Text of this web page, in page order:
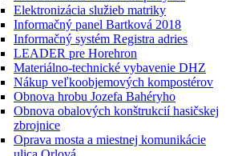
Elektronizácia služieb matriky
Informačný panel Bartková 2018
Informačný systém Registra adries
LEADER pre Horehron
Materiálno-technické vybavenie DHZ
Nákup veľkoobjemových kompostérov
Obnova hrobu Jozefa Bahéryho
Obnova obalových konštrukcií hasičskej
zbrojnice
Oprava mosta a miestnej komunikácie